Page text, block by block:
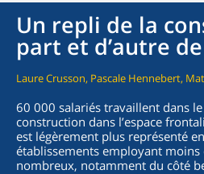
Un repli de la
part et d’autre
Laure Crusson, Pascale Hennebert,
60 000 salariés travaillent dans
construction dans l’espace
est légèrement plus représenté
établissements employant moins
nombreux, notamment du côté